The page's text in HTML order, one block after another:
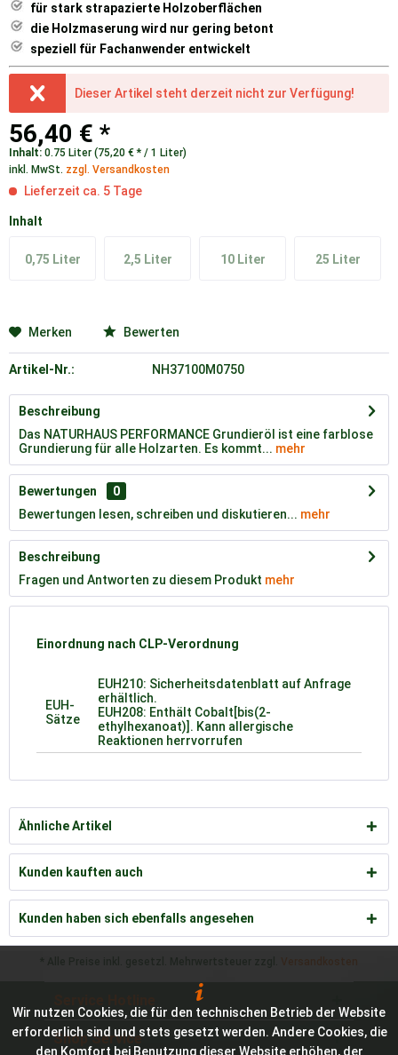
für stark strapazierte Holzoberflächen
die Holzmaserung wird nur gering betont
speziell für Fachanwender entwickelt
Dieser Artikel steht derzeit nicht zur Verfügung!
56,40 € *
Inhalt: 0.75 Liter (75,20 € * / 1 Liter)
inkl. MwSt. zzgl. Versandkosten
Lieferzeit ca. 5 Tage
Inhalt
0,75 Liter 2,5 Liter 10 Liter 25 Liter
Merken Bewerten
Artikel-Nr.: NH37100M0750
Beschreibung
Das NATURHAUS PERFORMANCE Grundieröl ist eine farblose
Grundierung für alle Holzarten. Es kommt... mehr
Bewertungen
0
Bewertungen lesen, schreiben und diskutieren... mehr
Beschreibung
Fragen und Antworten zu diesem Produkt mehr
Einordnung nach CLP-Verordnung
EUH-
Sätze
EUH210: Sicherheitsdatenblatt auf Anfrage
erhältlich.
EUH208: Enthält Cobalt[bis(2-
ethylhexanoat)]. Kann allergische
Reaktionen herrvorrufen
Ähnliche Artikel
Kunden kauften auch
Kunden haben sich ebenfalls angesehen
Shop Service
Wir nutzen Cookies, die für den technischen Betrieb der Website
erforderlich sind und stets gesetzt werden. Andere Cookies, die
den Komfort bei Benutzung dieser Website erhöhen, der